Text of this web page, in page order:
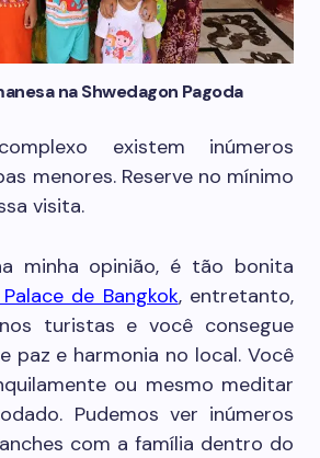
na Shwedagon Pagoda
existem inúmeros
menores. Reserve no mínimo
visita.
minha opinião, é tão bonita
Palace de Bangkok, entretanto,
turistas e você consegue
paz e harmonia no local. Você
ou mesmo meditar
Pudemos ver inúmeros
com a família dentro do